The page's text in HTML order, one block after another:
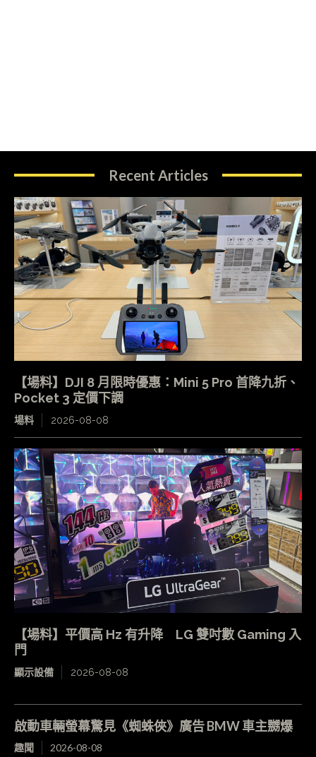
Recent Articles
【場料】DJI 8 月限時優惠：Mini 5 Pro 首降九折、
Pocket 3 定價下調
場料 2026-08-08
【場料】平價高 Hz 有升降 LG 雙吋數 Gaming 入
門
顯示設備 2026-08-08
啟動車輛螢幕驚見《蜘蛛俠》廣告 BMW 車主嬲爆
趣聞 2026-08-08